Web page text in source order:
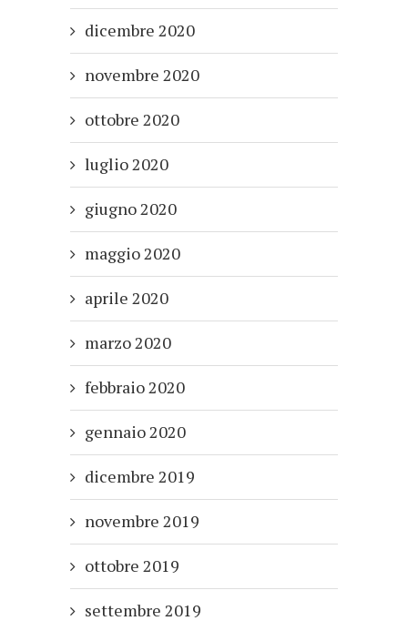
dicembre 2020
novembre 2020
ottobre 2020
luglio 2020
giugno 2020
maggio 2020
aprile 2020
marzo 2020
febbraio 2020
gennaio 2020
dicembre 2019
novembre 2019
ottobre 2019
settembre 2019